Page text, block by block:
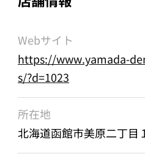
Webサイト
https://www.yamada-
s/?d=1023
所在地
北海道函館市美原二丁目